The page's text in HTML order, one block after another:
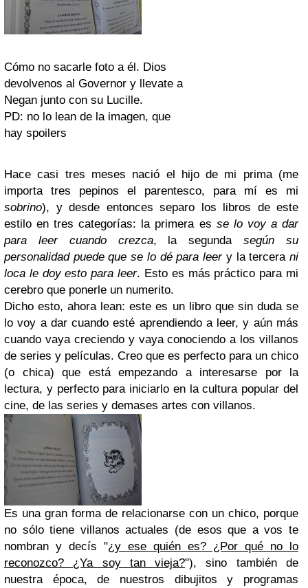
Cómo no sacarle foto a él. Dios
devolvenos al Governor y llevate a
Negan junto con su Lucille.
PD: no lo lean de la imagen, que
hay spoilers
Hace casi tres meses nació el hijo de mi prima (me
importa tres pepinos el parentesco, para mí es mi
sobrino), y desde entonces separo los libros de este
estilo en tres categorías: la primera es se lo voy a dar
para leer cuando crezca, la segundasegún su
personalidad puede que se lo dé para leery la tercerani
loca le doy esto para leer. Esto es más práctico para mi
cerebro que ponerle un numerito.
Dicho esto, ahora lean: este es un libro que sin duda se
lo voy a dar cuando esté aprendiendo a leer, y aún más
cuando vaya creciendo y vaya conociendo a los villanos
de series y películas. Creo que es perfecto para un chico
(o chica) que está empezando a interesarse por la
lectura, y perfecto para iniciarlo en la cultura popular del
cine, de las series y demases artes con villanos.
Es una gran forma de relacionarse con un chico, porque
no sólo tiene villanos actuales (de esos que a vos te
nombran y decís "¿y ese quién es? ¿Por qué no lo
reconozco? ¿Ya soy tan vieja?"), sino también de
nuestra época, de nuestros dibujitos y programas